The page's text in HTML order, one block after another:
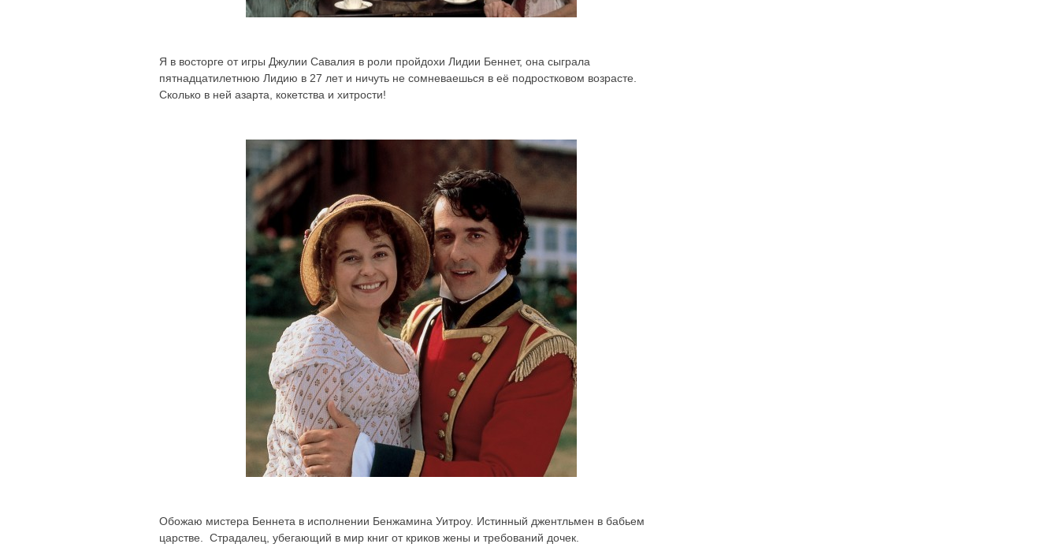
Я в восторге от игры Джулии Савалия в роли пройдохи Лидии Беннет, она сыграла
пятнадцатилетнюю Лидию в 27 лет и ничуть не сомневаешься в её подростковом возрасте.
Сколько в ней азарта, кокетства и хитрости!
Обожаю мистера Беннета в исполнении Бенжамина Уитроу. Истинный джентльмен в бабьем
царстве. Страдалец, убегающий в мир книг от криков жены и требований дочек.